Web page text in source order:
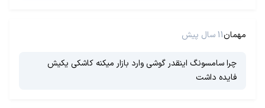
مهمان11 سال پیش
چرا سامسونگ اینقدر گوشی وارد بازار میکنه کاشکی یکیش
فایده داشت